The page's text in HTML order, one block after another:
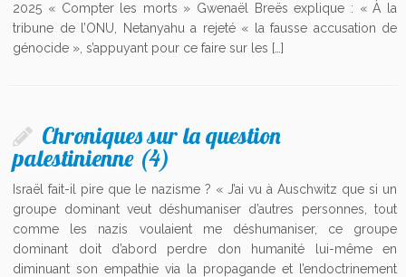
2025 « Compter les morts » Gwenaël Breës explique : « À la
tribune de l’ONU, Netanyahu a rejeté « la fausse accusation de
génocide », s’appuyant pour ce faire sur les […]
Chroniques sur la question
palestinienne (4)
Israël fait-il pire que le nazisme ? « J’ai vu à Auschwitz que si un
groupe dominant veut déshumaniser d’autres personnes, tout
comme les nazis voulaient me déshumaniser, ce groupe
dominant doit d’abord perdre don humanité lui-même en
diminuant son empathie via la propagande et l’endoctrinement